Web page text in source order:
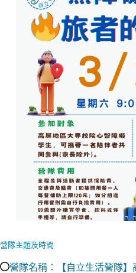
營隊主題及時間
營隊名稱：【自立生活營隊】